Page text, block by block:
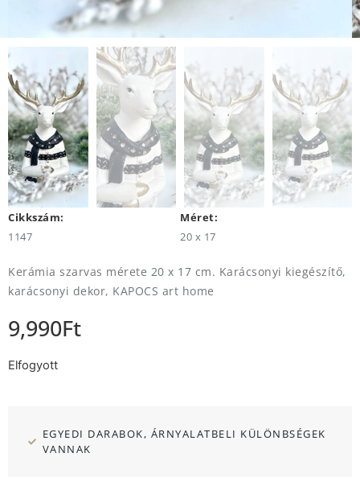
Cikkszám:
1147
Méret:
20 x 17
Kerámia szarvas mérete 20 x 17 cm. Karácsonyi kiegészítő,
karácsonyi dekor, KAPOCS art home
9,990Ft
Elfogyott
EGYEDI DARABOK, ÁRNYALATBELI KÜLÖNBSÉGEK
VANNAK